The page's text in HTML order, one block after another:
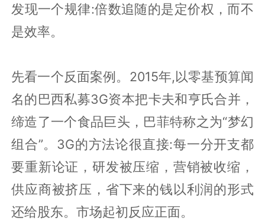
发现一个规律:倍数追随的是定价权，而不
是效率。
先看一个反面案例。2015年,以零基预算闻
名的巴西私募3G资本把卡夫和亨氏合并，
缔造了一个食品巨头，巴菲特称之为“梦幻
组合”。3G的方法论很直接:每一分开支都
要重新论证，研发被压缩，营销被收缩，
供应商被挤压，省下来的钱以利润的形式
还给股东。市场起初反应正面。